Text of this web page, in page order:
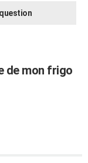
de mon frigo